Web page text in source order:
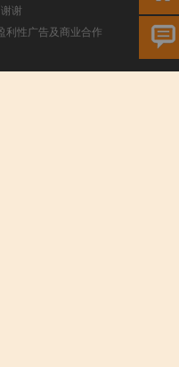
谢
利性广告及商业合作